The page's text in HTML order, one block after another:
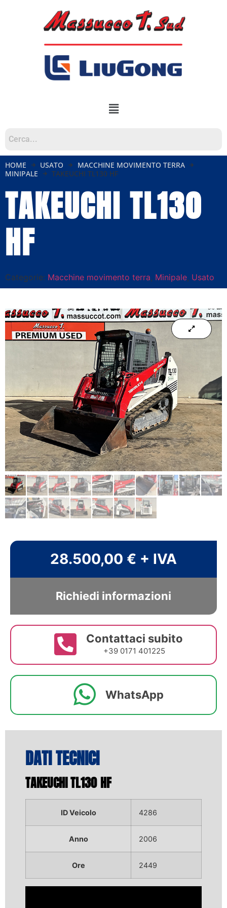
HOME USATO
MACCHINE MOVIMENTO TERRA
MINIPALE
TAKEUCHI TL130 HF
TAKEUCHI TL130
HF
Categorie: Macchine movimento terra, Minipale, Usato
28.500,00 € + IVA
Richiedi informazioni
Contattaci subito
+39 0171 401225
WhatsApp
DATI TECNICI
TAKEUCHI TL130 HF
ID Veicolo 4286
Anno 2006
Ore 2449